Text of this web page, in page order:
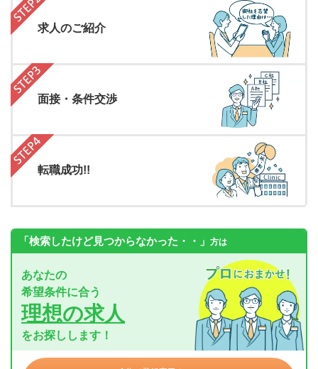
求人のご紹介
面接・条件交渉
転職成功!!
「検索したけど見つからなかった・・」 方は
あなたの
希望条件に合う
理想の求人
をお探しします！